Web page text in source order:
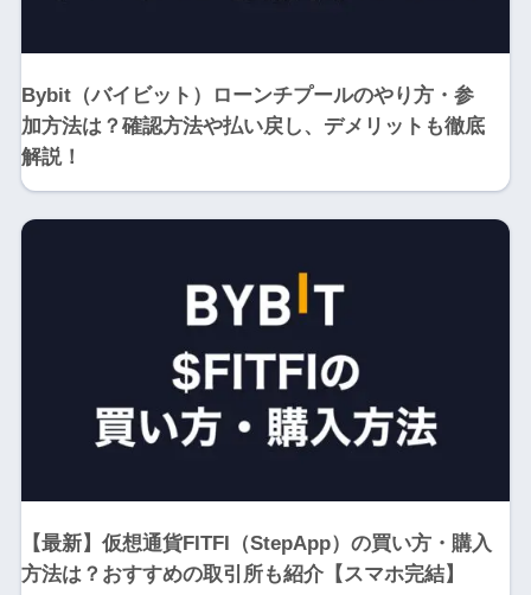
Bybit（バイビット）ローンチプールのやり方・参
加方法は？確認方法や払い戻し、デメリットも徹底
解説！
【最新】仮想通貨FITFI（StepApp）の買い方・購入
方法は？おすすめの取引所も紹介【スマホ完結】